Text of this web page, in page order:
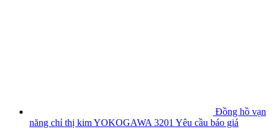
Đồng hồ vạn
năng chỉ thị kim YOKOGAWA 3201 Yêu cầu báo giá